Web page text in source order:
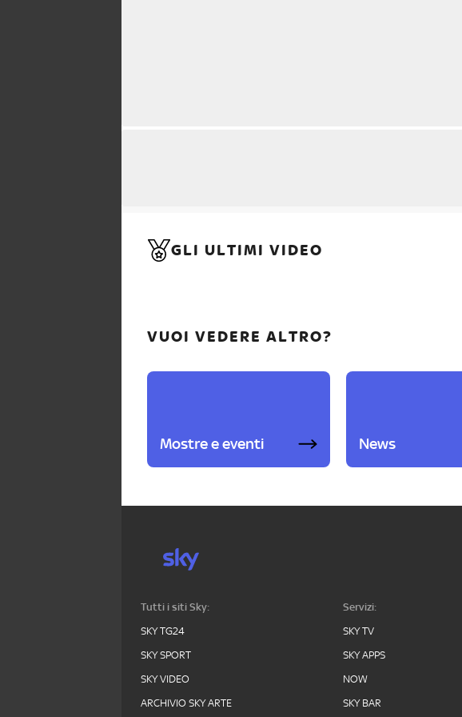
GLI ULTIMI VIDEO
VUOI VEDERE ALTRO?
Mostre e eventi News
Tutti i siti Sky:
SKY TG24
SKY SPORT
SKY VIDEO
ARCHIVIO SKY ARTE
Servizi:
SKY TV
SKY APPS
NOW
SKY BAR